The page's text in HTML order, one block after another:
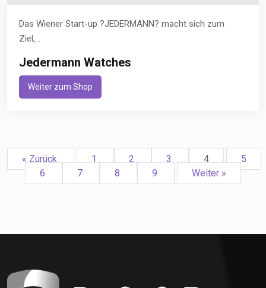
Das Wiener Start-up ?JEDERMANN? macht sich zum
Ziel,...
Jedermann Watches
Weiter zum Shop
« Zurück 1 2 3 4
5
6
7 8 9 Weiter »